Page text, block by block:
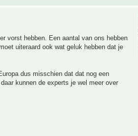
vorst hebben. Een aantal van ons hebben
uiteraard ook wat geluk hebben dat je
dus misschien dat dat nog een
kunnen de experts je wel meer over